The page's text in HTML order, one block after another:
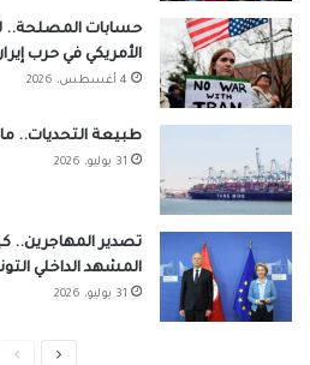
حسابات المصلحة..
الأمريكي في حرب
4 أغسطس، 2026
طبيعة التحديات..
31 يوليو، 2026
تصدير المهاجرين..
المشهد الداخلي
31 يوليو، 2026
الصفحة